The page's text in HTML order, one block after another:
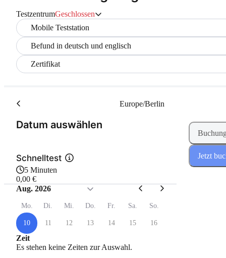
TestzentrumGeschlossen
Mobile Teststation
Befund in deutsch und englisch
Zertifikat
Datum auswählen
Europe/Berlin
Schnelltest
5 Minuten
0,00 €
Aug. 2026
Mo. Di. Mi. Do. Fr. Sa. So.
10 11 12 13 14 15 16
Zeit
Es stehen keine Zeiten zur Auswahl.
Jetzt